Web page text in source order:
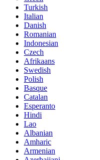
Turkish
Italian
Danish
Romanian
Indonesian
Czech
Afrikaans
Swedish
Polish
Basque
Catalan
Esperanto
Hindi
Lao
Albanian
Amharic
Armenian